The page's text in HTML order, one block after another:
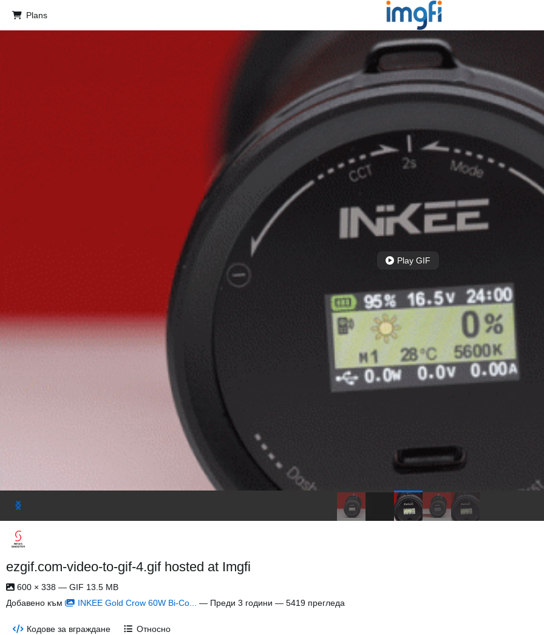
Plans
Play GIF
ezgif.com-video-to-gif-4.gif hosted at Imgfi
600 × 338 — GIF 13.5 MB
Добавено към
INKEE Gold Crow 60W Bi-Co... — Преди 3 години — 5419 прегледа
Кодове за вграждане Относно